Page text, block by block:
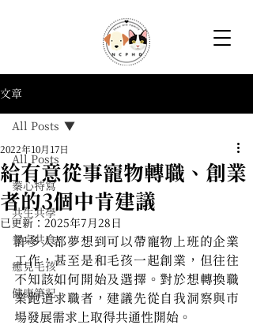
文章
All Posts
蓁心特寫
共生共學
餐桌共食
癒見毛孩
健康筆記
All Posts
給有意從事寵物轉職、創業
者的3個中肯建議
2022年10月17日
已更新： 2025年7月28日
許多人都夢想到可以帶寵物上班的企業
工作，甚至是和毛孩一起創業，但往往
不知該如何開始及選擇。對於想轉換職
業跑道求職者，建議先從自我洞察與市
場發展需求上取得共通性開始。